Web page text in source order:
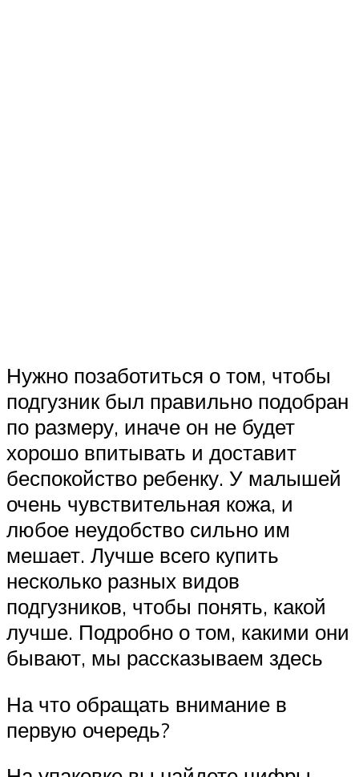
Нужно позаботиться о том, чтобы
подгузник был правильно подобран
по размеру, иначе он не будет
хорошо впитывать и доставит
беспокойство ребенку. У малышей
очень чувствительная кожа, и
любое неудобство сильно им
мешает. Лучше всего купить
несколько разных видов
подгузников, чтобы понять, какой
лучше. Подробно о том, какими они
бывают, мы рассказываем здесь
На что обращать внимание в
первую очередь?